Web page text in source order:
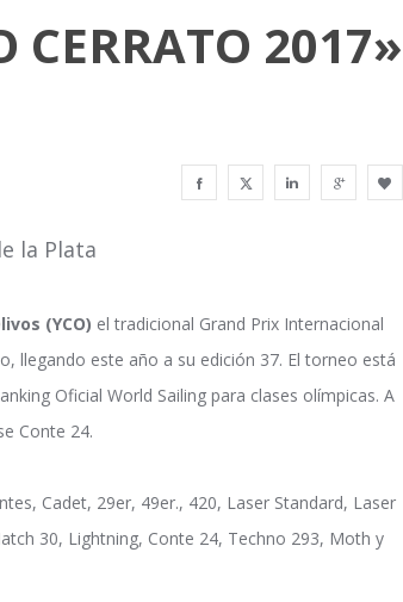
CERRATO 2017»
la Plata
(YCO) el tradicional Grand Prix Internacional
llegando este año a su edición 37. El torneo está
Oficial World Sailing para clases olímpicas. A
Conte 24.
Cadet, 29er, 49er., 420, Laser Standard, Laser
30, Lightning, Conte 24, Techno 293, Moth y